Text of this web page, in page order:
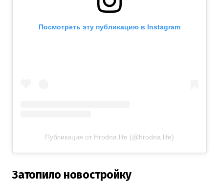
Посмотреть эту публикацию в Instagram
Публикация от Hrodna.life (@hrodna.life)
Затопило новостройку